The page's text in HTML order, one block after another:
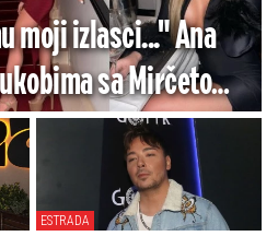
moji izlasci..." Ana
sa Mirčetom
- Ovo je razlog
ESTRADA